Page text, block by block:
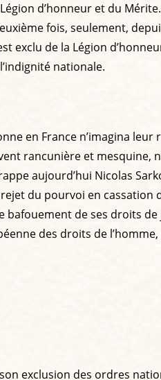
d’honneur et du
fois, seulement,
exclu de la Légion
nationale.
en France n’imagina
rancunière et mesquine,
aujourd’hui Nicolas
du pourvoi en cassation
bafouement de ses droits
des droits de
exclusion des ordres